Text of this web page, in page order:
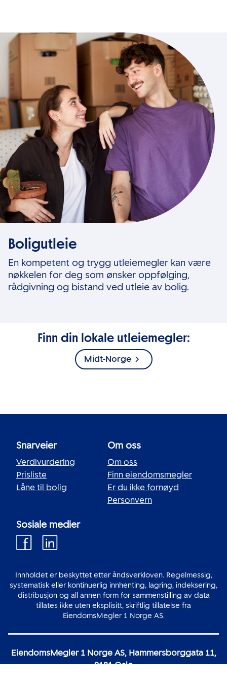
Boligutleie
En kompetent og trygg utleiemegler kan være
nøkkelen for deg som ønsker oppfølging,
rådgivning og bistand ved utleie av bolig.
Finn din lokale utleiemegler:
Midt-Norge
Snarveier
Verdivurdering
Prisliste
Låne til bolig
Om oss
Om oss
Finn eiendomsmegler
Er du ikke fornøyd
Personvern
Sosiale medier
Innholdet er beskyttet etter åndsverkloven. Regelmessig,
systematisk eller kontinuerlig innhenting, lagring, indeksering,
distribusjon og all annen form for sammenstilling av data
tillates ikke uten eksplisitt, skriftlig tillatelse fra
EiendomsMegler 1 Norge AS.
EiendomsMegler 1 Norge AS, Hammersborggata 11,
0181 Oslo